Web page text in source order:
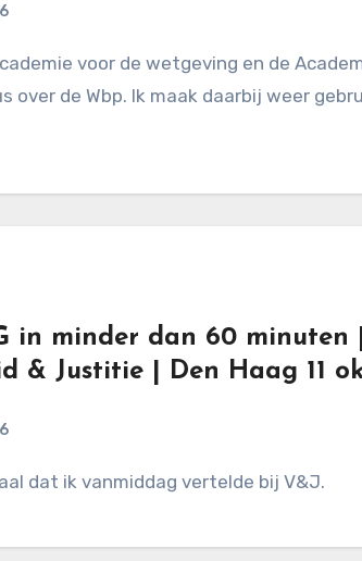
over de Wbp. Ik maak daarbij weer
in minder dan 60 minuten
& Justitie | Den Haag 11
dat ik vanmiddag vertelde bij V&J.